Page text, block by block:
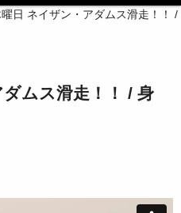
曜日 ネイザン・アダムス滑走！！ /
ムス滑走！！ / 身